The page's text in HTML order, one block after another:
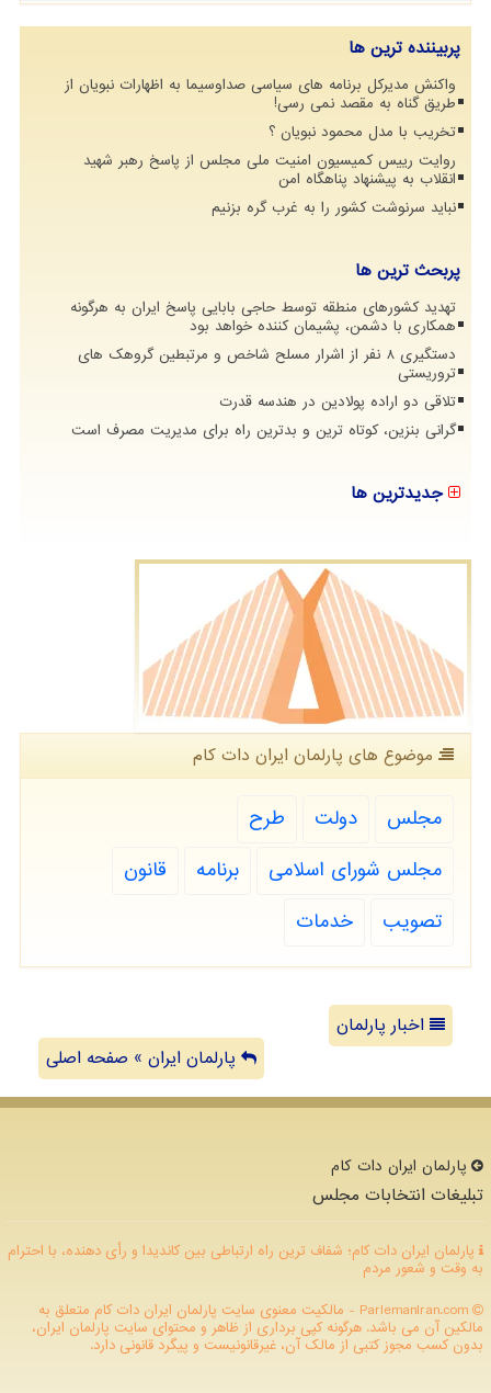
پربیننده ترین ها
واکنش مدیرکل برنامه های سیاسی صداوسیما به اظهارات نبویان از
طریق گناه به مقصد نمی رسی!
تخریب با مدل محمود نبویان ؟
روایت رییس کمیسیون امنیت ملی مجلس از پاسخ رهبر شهید
انقلاب به پیشنهاد پناهگاه امن
نباید سرنوشت کشور را به غرب گره بزنیم
پربحث ترین ها
تهدید کشورهای منطقه توسط حاجی بابایی پاسخ ایران به هرگونه
همکاری با دشمن، پشیمان کننده خواهد بود
دستگیری 8 نفر از اشرار مسلح شاخص و مرتبطین گروهک های
تروریستی
تلاقی دو اراده پولادین در هندسه قدرت
گرانی بنزین، کوتاه ترین و بدترین راه برای مدیریت مصرف است
جدیدترین ها
موضوع های پارلمان ایران دات كام
مجلس دولت
طرح
مجلس شورای اسلامی
برنامه
قانون
تصویب
خدمات
اخبار پارلمان
پارلمان ایران » صفحه اصلی
پارلمان ایران دات كام
تبلیغات انتخابات مجلس
پارلمان ایران دات کام؛ شفاف ترین راه ارتباطی بین کاندیدا و رأی دهنده، با احترام
به وقت و شعور مردم
ParlemanIran.com - مالکیت معنوی سایت پارلمان ایران دات كام متعلق به
مالکین آن می باشد. هرگونه کپی برداری از ظاهر و محتوای سایت پارلمان ایران،
بدون کسب مجوز کتبی از مالک آن، غیرقانونیست و پیگرد قانونی دارد.